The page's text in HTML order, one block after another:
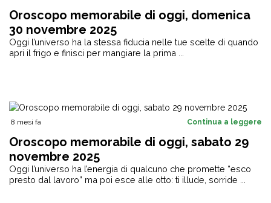
Oroscopo memorabile di oggi, domenica
30 novembre 2025
Oggi l’universo ha la stessa fiducia nelle tue scelte di quando
apri il frigo e finisci per mangiare la prima ...
8 mesi fa Continua a leggere
Oroscopo memorabile di oggi, sabato 29
novembre 2025
Oggi l’universo ha l’energia di qualcuno che promette “esco
presto dal lavoro” ma poi esce alle otto: ti illude, sorride ...